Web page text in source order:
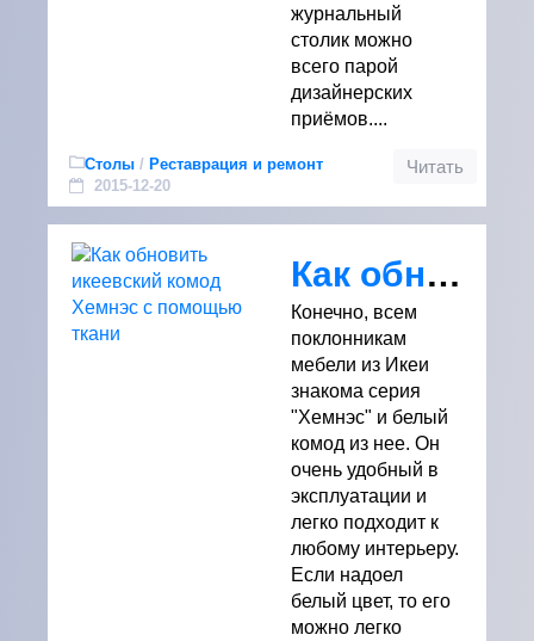
журнальный
столик можно
всего парой
дизайнерских
приёмов....
Читать
Столы / Реставрация и ремонт
2015-12-20
Как обновить икеевский комод Хемнэс с помощью ткани
Конечно, всем
поклонникам
мебели из Икеи
знакома серия
"Хемнэс" и белый
комод из нее. Он
очень удобный в
эксплуатации и
легко подходит к
любому интерьеру.
Если надоел
белый цвет, то его
можно легко